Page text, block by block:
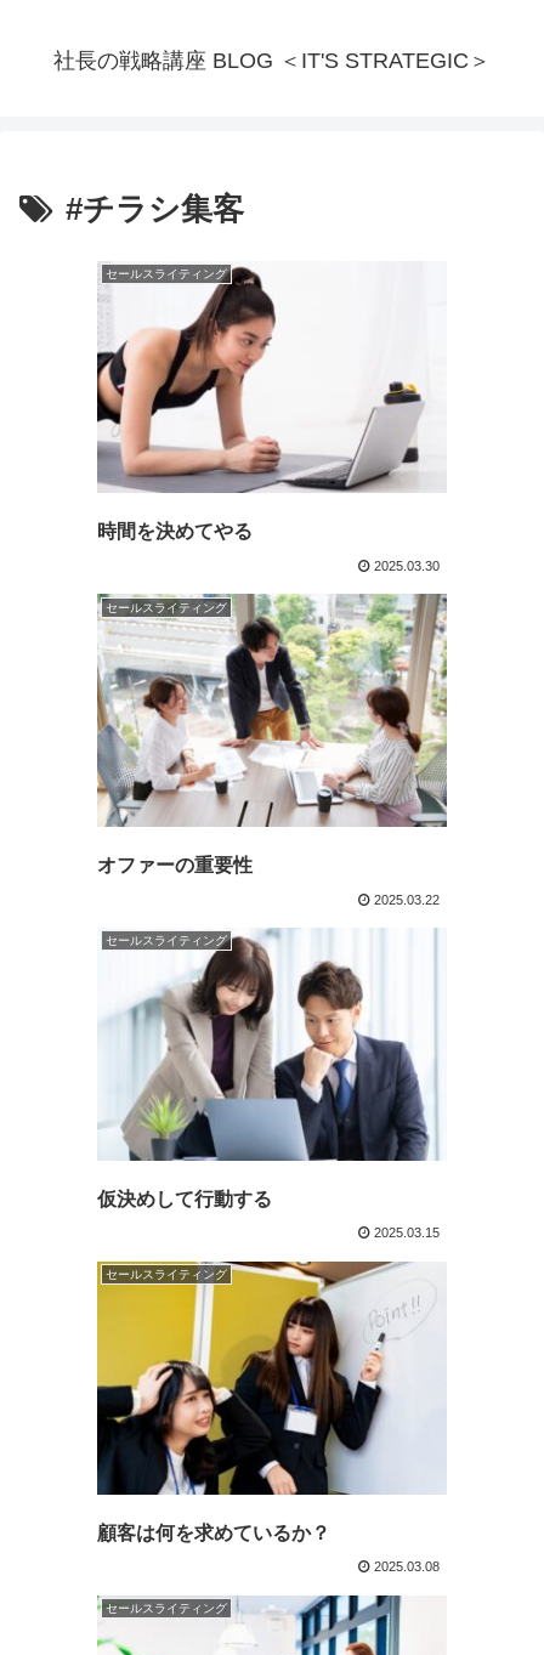
社長の戦略講座 BLOG ＜IT'S STRATEGIC＞
#チラシ集客
セールスライティング
時間を決めてやる
2025.03.30
セールスライティング
オファーの重要性
2025.03.22
セールスライティング
仮決めして行動する
2025.03.15
セールスライティング
顧客は何を求めているか？
2025.03.08
セールスライティング